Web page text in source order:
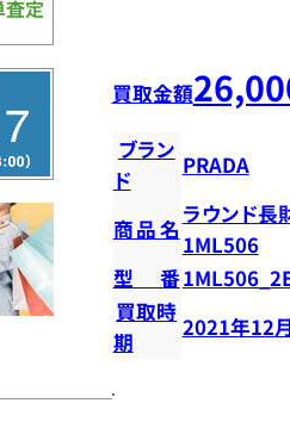
買取金額
ブラン
ド
PRADA
商品名
ラウンド長
1ML506
型番
買取時
期
2021年12